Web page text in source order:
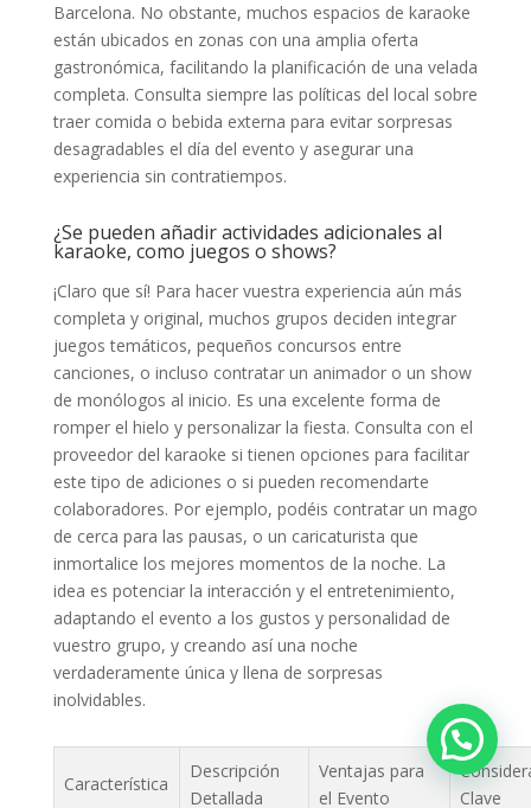
Barcelona. No obstante, muchos espacios de karaoke
están ubicados en zonas con una amplia oferta
gastronómica, facilitando la planificación de una velada
completa. Consulta siempre las políticas del local sobre
traer comida o bebida externa para evitar sorpresas
desagradables el día del evento y asegurar una
experiencia sin contratiempos.
¿Se pueden añadir actividades adicionales al
karaoke, como juegos o shows?
¡Claro que sí! Para hacer vuestra experiencia aún más
completa y original, muchos grupos deciden integrar
juegos temáticos, pequeños concursos entre
canciones, o incluso contratar un animador o un show
de monólogos al inicio. Es una excelente forma de
romper el hielo y personalizar la fiesta. Consulta con el
proveedor del karaoke si tienen opciones para facilitar
este tipo de adiciones o si pueden recomendarte
colaboradores. Por ejemplo, podéis contratar un mago
de cerca para las pausas, o un caricaturista que
inmortalice los mejores momentos de la noche. La
idea es potenciar la interacción y el entretenimiento,
adaptando el evento a los gustos y personalidad de
vuestro grupo, y creando así una noche
verdaderamente única y llena de sorpresas
inolvidables.
Característica
Descripción
Detallada
Ventajas para
el Evento
Clave